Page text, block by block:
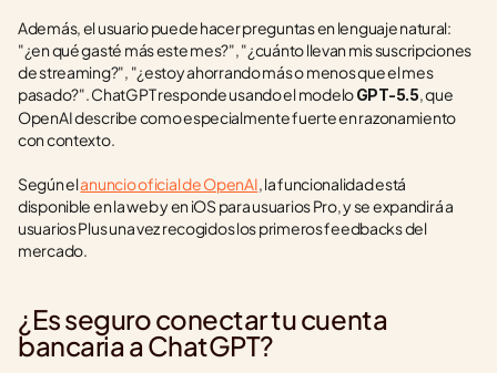
Además, el usuario puede hacer preguntas en lenguaje natural:
"¿en qué gasté más este mes?", "¿cuánto llevan mis suscripciones
de streaming?", "¿estoy ahorrando más o menos que el mes
pasado?". ChatGPT responde usando el modelo GPT-5.5, que
OpenAI describe como especialmente fuerte en razonamiento
con contexto.
Según el anuncio oficial de OpenAI, la funcionalidad está
disponible en la web y en iOS para usuarios Pro, y se expandirá a
usuarios Plus una vez recogidos los primeros feedbacks del
mercado.
¿Es seguro conectar tu cuenta
bancaria a ChatGPT?